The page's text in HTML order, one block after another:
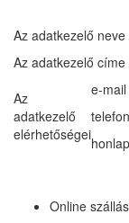
Az adatkezelő neve
Az adatkezelő címe
Az
adatkezelő
elérhetőségei
e-mail
telefon
honlap
Online